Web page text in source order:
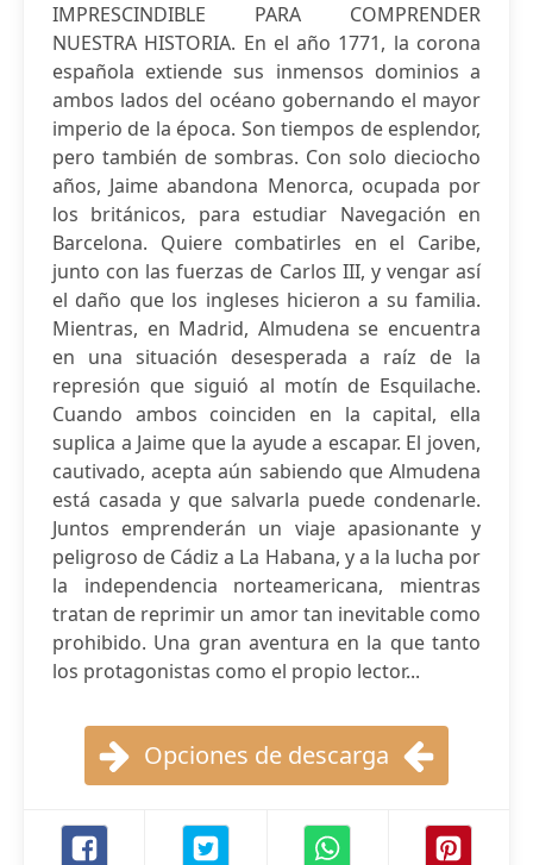
IMPRESCINDIBLE PARA COMPRENDER
NUESTRA HISTORIA. En el año 1771, la corona
española extiende sus inmensos dominios a
ambos lados del océano gobernando el mayor
imperio de la época. Son tiempos de esplendor,
pero también de sombras. Con solo dieciocho
años, Jaime abandona Menorca, ocupada por
los británicos, para estudiar Navegación en
Barcelona. Quiere combatirles en el Caribe,
junto con las fuerzas de Carlos III, y vengar así
el daño que los ingleses hicieron a su familia.
Mientras, en Madrid, Almudena se encuentra
en una situación desesperada a raíz de la
represión que siguió al motín de Esquilache.
Cuando ambos coinciden en la capital, ella
suplica a Jaime que la ayude a escapar. El joven,
cautivado, acepta aún sabiendo que Almudena
está casada y que salvarla puede condenarle.
Juntos emprenderán un viaje apasionante y
peligroso de Cádiz a La Habana, y a la lucha por
la independencia norteamericana, mientras
tratan de reprimir un amor tan inevitable como
prohibido. Una gran aventura en la que tanto
los protagonistas como el propio lector...
Opciones de descarga